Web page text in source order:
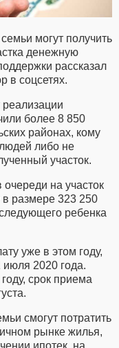
могут получить
денежную
рассказал
в соцсетях.
реализации
более 8 850
районах, кому
либо не
участок.
на участок
размере 323 250
ребенка
уже в этом году,
июля 2020 года.
срок приема
смогут потратить
рынке жилья,
ипотек, на